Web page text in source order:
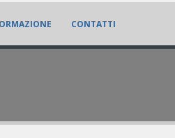
CONTATTI